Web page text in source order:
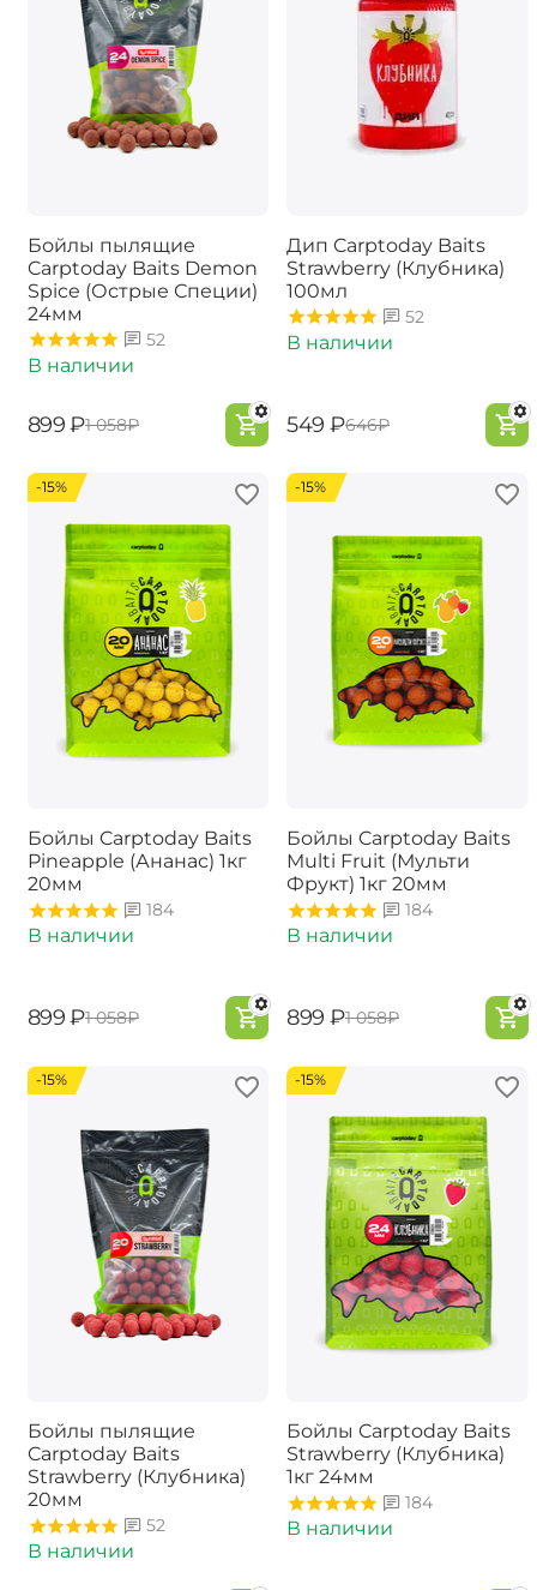
Бойлы пылящие
Carptoday Baits Demon
Spice (Острые Специи)
24мм
52
В наличии
‍899‍ ₽‍1 058‍₽
Дип Carptoday Baits
Strawberry (Клубника)
100мл
52
В наличии
‍549‍ ₽‍646‍₽
-15%
Бойлы Carptoday Baits
Pineapple (Ананас) 1кг
20мм
184
В наличии
‍899‍ ₽‍1 058‍₽
-15%
Бойлы Carptoday Baits
Multi Fruit (Мульти
Фрукт) 1кг 20мм
184
В наличии
‍899‍ ₽‍1 058‍₽
-15%
Бойлы пылящие
Carptoday Baits
Strawberry (Клубника)
20мм
52
В наличии
-15%
Бойлы Carptoday Baits
Strawberry (Клубника)
1кг 24мм
184
В наличии